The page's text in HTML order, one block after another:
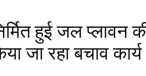
हुई जल प्‍लावन
जा रहा बचाव कार्य